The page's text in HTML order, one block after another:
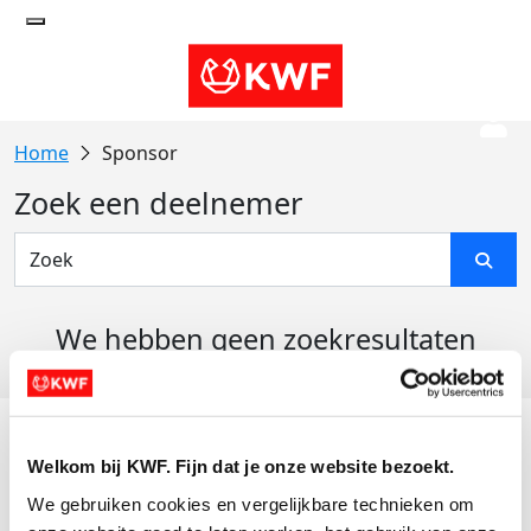
Welkom bij KWF. Fijn dat je onze website bezoekt.
We gebruiken cookies en vergelijkbare technieken om
Sponsor
Zoek een deelnemer
We hebben geen zoekresultaten
Actiematerialen
Evenementen